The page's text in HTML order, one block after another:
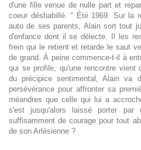
d'une fille venue de nulle part et
coeur déshabillé. " Été 1969. Sur la
auto de ses parents, Alain sort tout
d'enfance dont il se délecte. Il les
frein qui le retient et retarde le saut
de grand. À peine commence-t-il à
qui se profile, qu'une rencontre vient
du précipice sentimental, Alain va
persévérance pour affronter sa
méandres que celle qui lui a
s'est jusqu'alors laissé porter par
suffisamment de courage pour tout
de son Arlésienne ?